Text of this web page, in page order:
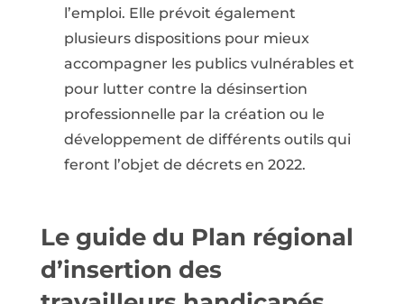
l’emploi. Elle prévoit également
plusieurs dispositions pour mieux
accompagner les publics vulnérables et
pour lutter contre la désinsertion
professionnelle par la création ou le
développement de différents outils qui
feront l’objet de décrets en 2022.
Le guide du Plan régional
d’insertion des